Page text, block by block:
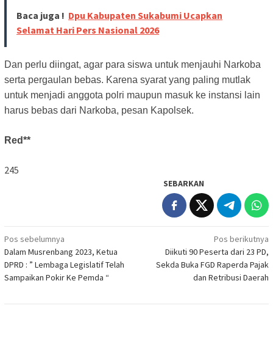
Baca juga ! Dpu Kabupaten Sukabumi Ucapkan
Selamat Hari Pers Nasional 2026
Dan perlu diingat, agar para siswa untuk menjauhi Narkoba
serta pergaulan bebas. Karena syarat yang paling mutlak
untuk menjadi anggota polri maupun masuk ke instansi lain
harus bebas dari Narkoba, pesan Kapolsek.
Red**
245
SEBARKAN
Navigasi
pos
Pos sebelumnya
Dalam Musrenbang 2023, Ketua
DPRD : ” Lembaga Legislatif Telah
Sampaikan Pokir Ke Pemda “
Pos berikutnya
Diikuti 90 Peserta dari 23 PD,
Sekda Buka FGD Raperda Pajak
dan Retribusi Daerah